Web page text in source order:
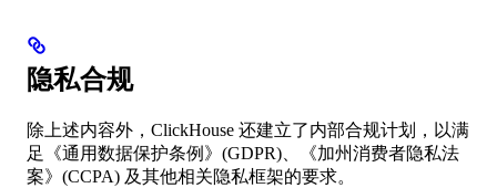
隐私合规
除上述内容外，ClickHouse 还建立了内部合规计划，以满
足《通用数据保护条例》(GDPR)、《加州消费者隐私法
案》(CCPA) 及其他相关隐私框架的要求。